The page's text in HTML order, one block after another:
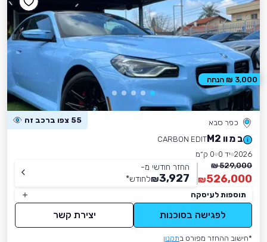
כפר סבא 55 צפו ברכב זה
ב מ וו M2
CARBON EDIT
2026 יד 0
0 ק״מ
529,000 ₪
526,000
₪
החזר חודשי מ-
3,927
₪לחודש*
תוספות לעיסקה
לפגישה בסוכנות יצירת קשר
*חישוב ההחזר מפורט בתקנון
3,000 ₪ הנחה